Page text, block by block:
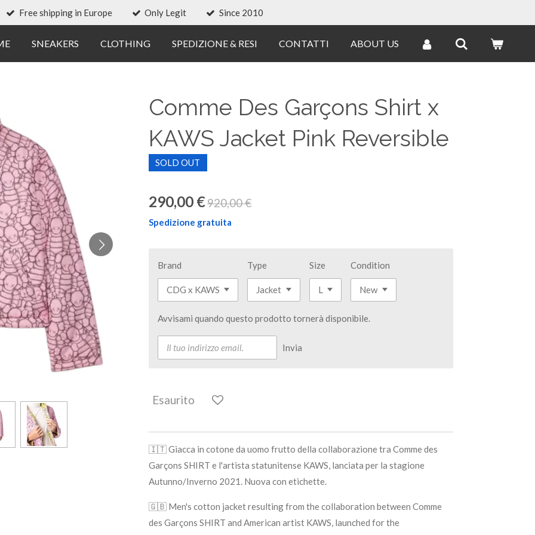
Free shipping in Europe Only Legit Since 2010
SNEAKERS CLOTHING SPEDIZIONE & RESI CONTATTI ABOUT US
Comme Des Garçons Shirt x
KAWS Jacket Pink Reversible
SOLD OUT
290,00 €920,00 €
Spedizione gratuita
Brand Type Size Condition
Avvisami quando questo prodotto tornerà disponibile.
Invia
Esaurito
🇮🇹 Giacca in cotone da uomo frutto della collaborazione tra Comme des
Garçons SHIRT e l'artista statunitense KAWS, lanciata per la stagione
Autunno/Inverno 2021. Nuova con etichette.
🇬🇧 Men's cotton jacket resulting from the collaboration between Comme
des Garçons SHIRT and American artist KAWS, launched for the